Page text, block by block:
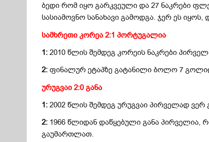
ბედი რომ იყო გარკვეული და 27 ნაკრები
სასიამოვნო სანახავი გამოდგა. ჯერ ეს იყოს,
სამხრეთი კორეა 2:1 პორტუგალია
1:2010 წლის შემდეგ კორეის ნაკრები
2:ფინალურ ეტაპზე გატანილი ბოლო 7
ურუგვაი 2:0 განა
1:2002 წლის შემდეგ ურუგვაი პირველად ვერ
2: 1966 წლიდან დაწყებული განა პირველია,
გაუმართლათ.